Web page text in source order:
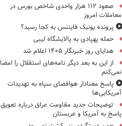
صعود ۱۱۲ هزار واحدی شاخص بورس در
معاملات امروز
پرونده یونیک فایننس به کجا رسید؟
حمله پهپادی به پالایشگاه لیبی
هدایای روز خبرنگار ۱۴۰۵ اعلام شد
از این به بعد دیگر نامه‌های استقلال را امضا
نمی‌کنم
پاسخ معنادار هوافضای سپاه به تهدیدات
آمریکایی‌ها
توضیحات جدید مقاومت عراق درباره تعویق
پاسخ به آمریکا و عربستان